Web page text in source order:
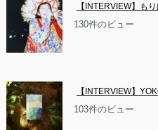
【INTERVIEW】も
130件のビュー
【INTERVIEW】
103件のビュー